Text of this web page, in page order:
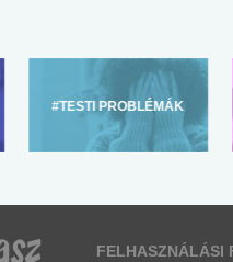
#TESTI PROBLÉMÁK
FELHASZNÁLÁSI